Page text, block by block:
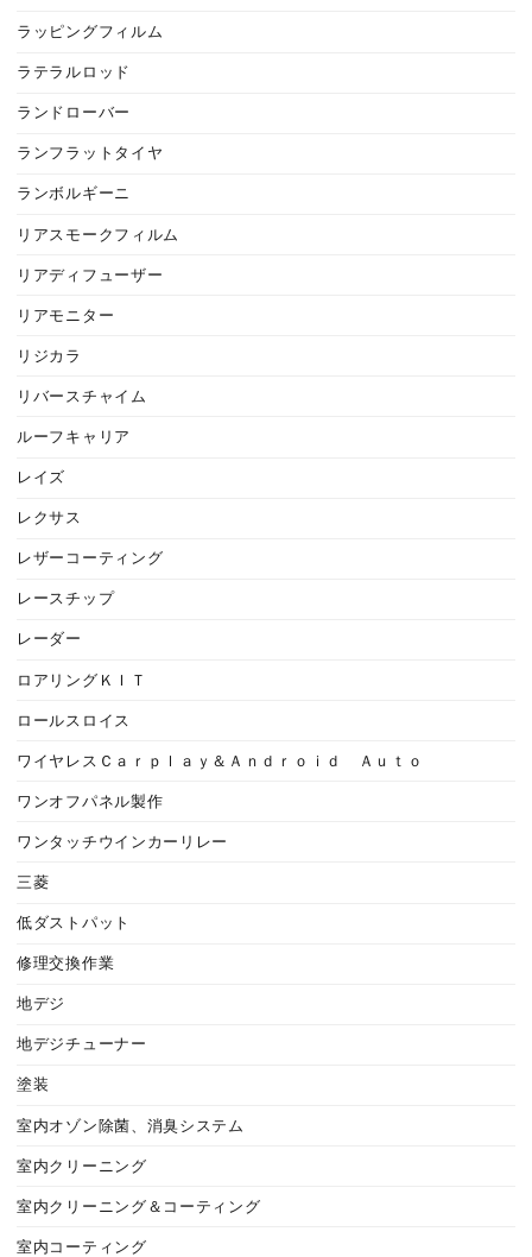
ラッピングフィルム
ラテラルロッド
ランドローバー
ランフラットタイヤ
ランボルギーニ
リアスモークフィルム
リアディフューザー
リアモニター
リジカラ
リバースチャイム
ルーフキャリア
レイズ
レクサス
レザーコーティング
レースチップ
レーダー
ロアリングＫＩＴ
ロールスロイス
ワイヤレスＣａｒｐｌａｙ＆Ａｎｄｒｏｉｄ Ａｕｔｏ
ワンオフパネル製作
ワンタッチウインカーリレー
三菱
低ダストパット
修理交換作業
地デジ
地デジチューナー
塗装
室内オゾン除菌、消臭システム
室内クリーニング
室内クリーニング＆コーティング
室内コーティング